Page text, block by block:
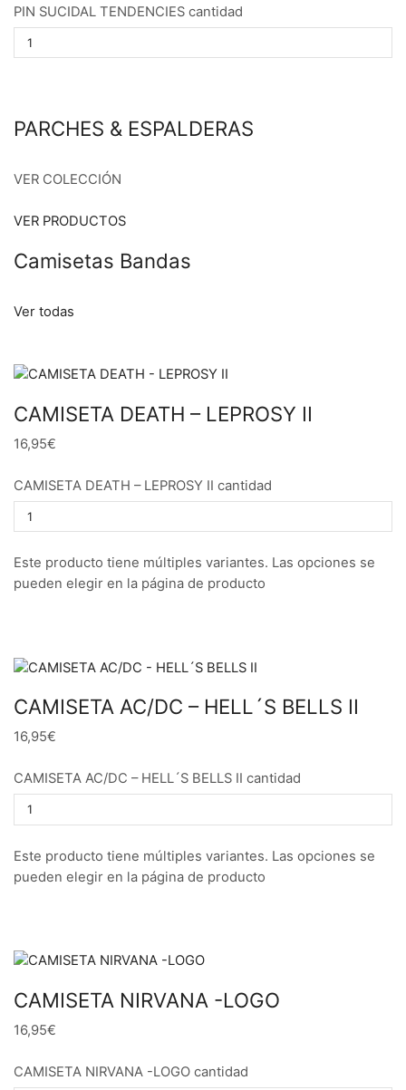
PIN SUCIDAL TENDENCIES cantidad
PARCHES & ESPALDERAS
VER COLECCIÓN
VER PRODUCTOS
Camisetas Bandas
Ver todas
CAMISETA DEATH – LEPROSY II
16,95€
CAMISETA DEATH – LEPROSY II cantidad
Este producto tiene múltiples variantes. Las opciones se
pueden elegir en la página de producto
CAMISETA AC/DC – HELL´S BELLS II
16,95€
CAMISETA AC/DC – HELL´S BELLS II cantidad
Este producto tiene múltiples variantes. Las opciones se
pueden elegir en la página de producto
CAMISETA NIRVANA -LOGO
16,95€
CAMISETA NIRVANA -LOGO cantidad